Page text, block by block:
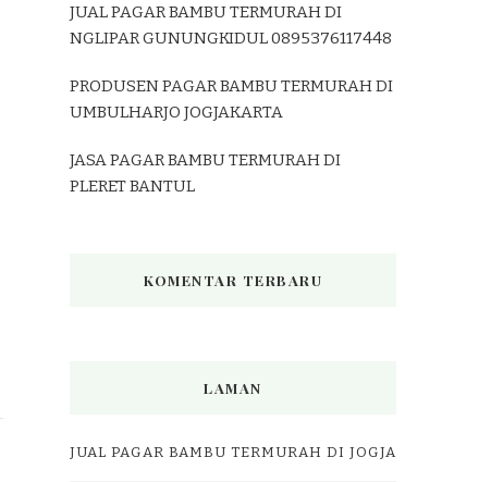
JUAL PAGAR BAMBU TERMURAH DI
NGLIPAR GUNUNGKIDUL 0895376117448
PRODUSEN PAGAR BAMBU TERMURAH DI
UMBULHARJO JOGJAKARTA
JASA PAGAR BAMBU TERMURAH DI
PLERET BANTUL
KOMENTAR TERBARU
LAMAN
JUAL PAGAR BAMBU TERMURAH DI JOGJA